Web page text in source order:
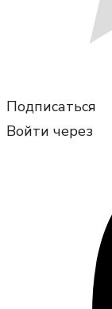
Подписаться
Войти через